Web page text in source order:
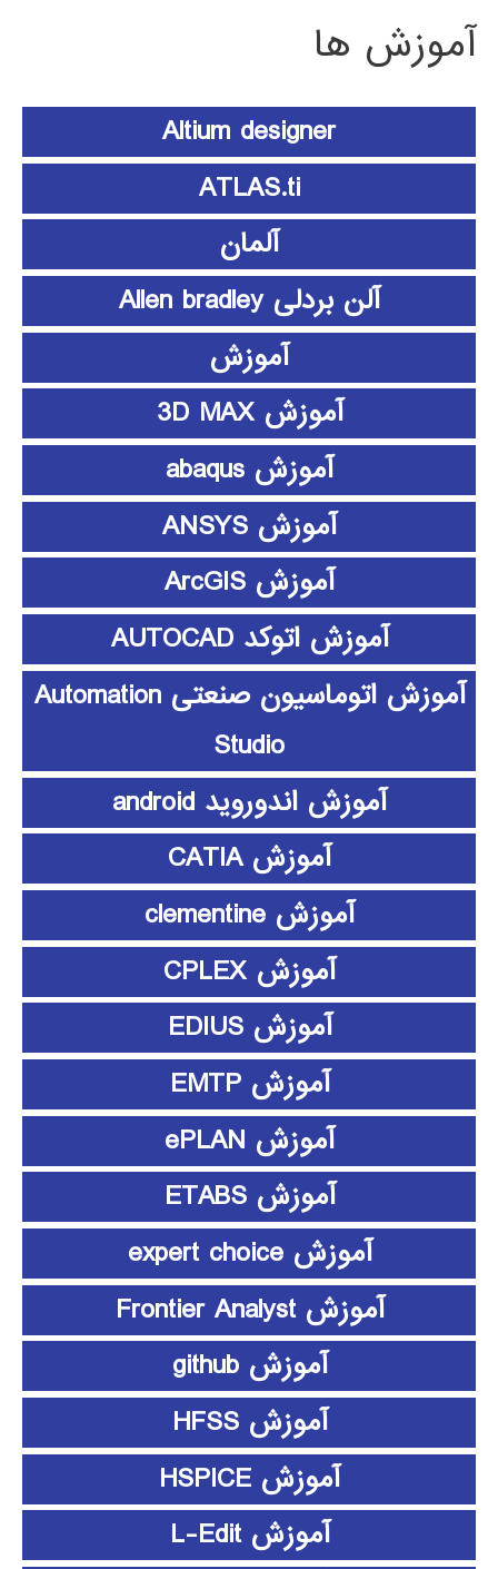
آموزش ها
Altium designer
ATLAS.ti
آلمان
آلن بردلی Allen bradley
آموزش
آموزش 3D MAX
آموزش abaqus
آموزش ANSYS
آموزش ArcGIS
آموزش اتوکد AUTOCAD
آموزش اتوماسیون صنعتی Automation
Studio
آموزش اندوروید android
آموزش CATIA
آموزش clementine
آموزش CPLEX
آموزش EDIUS
آموزش EMTP
آموزش ePLAN
آموزش ETABS
آموزش expert choice
آموزش Frontier Analyst
آموزش github
آموزش HFSS
آموزش HSPICE
آموزش L-Edit